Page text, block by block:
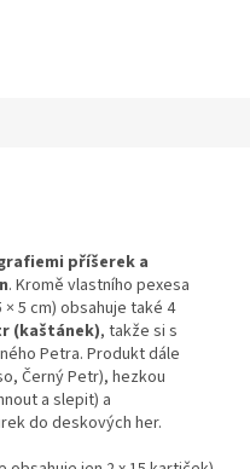
příšerek a
. Kromě vlastního pexesa
5 cm) obsahuje také 4
(kaštánek), takže si s
Petra. Produkt dále
Černý Petr), hezkou
a slepit) a
do deskových her.